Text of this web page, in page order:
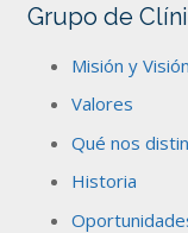
Grupo de
Misión y Visión
Valores
Qué nos
Historia